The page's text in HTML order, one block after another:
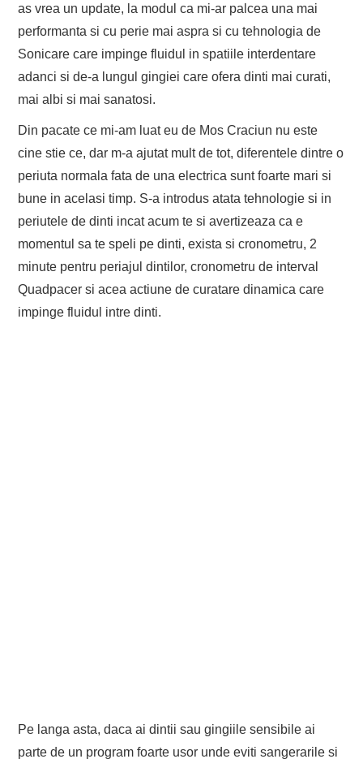
as vrea un update, la modul ca mi-ar palcea una mai
performanta si cu perie mai aspra si cu tehnologia de
Sonicare care impinge fluidul in spatiile interdentare
adanci si de-a lungul gingiei care ofera dinti mai curati,
mai albi si mai sanatosi.
Din pacate ce mi-am luat eu de Mos Craciun nu este
cine stie ce, dar m-a ajutat mult de tot, diferentele dintre o
periuta normala fata de una electrica sunt foarte mari si
bune in acelasi timp. S-a introdus atata tehnologie si in
periutele de dinti incat acum te si avertizeaza ca e
momentul sa te speli pe dinti, exista si cronometru, 2
minute pentru periajul dintilor, cronometru de interval
Quadpacer si acea actiune de curatare dinamica care
impinge fluidul intre dinti.
Pe langa asta, daca ai dintii sau gingiile sensibile ai
parte de un program foarte usor unde eviti sangerarile si